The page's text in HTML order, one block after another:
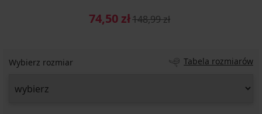
74,50 zł148,99 zł
Wybierz rozmiar Tabela rozmiarów